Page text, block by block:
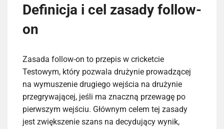
Definicja i cel zasady follow-
on
Zasada follow-on to przepis w cricketcie
Testowym, który pozwala drużynie prowadzącej
na wymuszenie drugiego wejścia na drużynie
przegrywającej, jeśli ma znaczną przewagę po
pierwszym wejściu. Głównym celem tej zasady
jest zwiększenie szans na decydujący wynik,